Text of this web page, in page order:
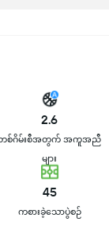
2.6
စ်ဂိမ်းစီအတွက် အကူအညီ
များ
45
ကစားခဲ့သောပွဲစဉ်